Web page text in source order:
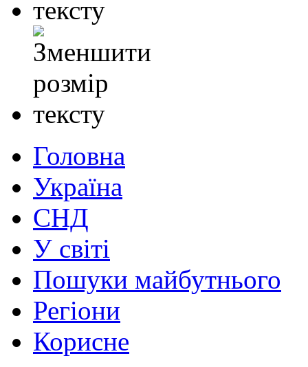
Головна
Україна
СНД
У світі
Пошуки майбутнього
Регіони
Корисне